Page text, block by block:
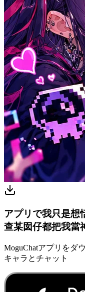
アプリで我只是想
查某囡仔都把我當
MoguChatアプリをダ
キャラとチャット